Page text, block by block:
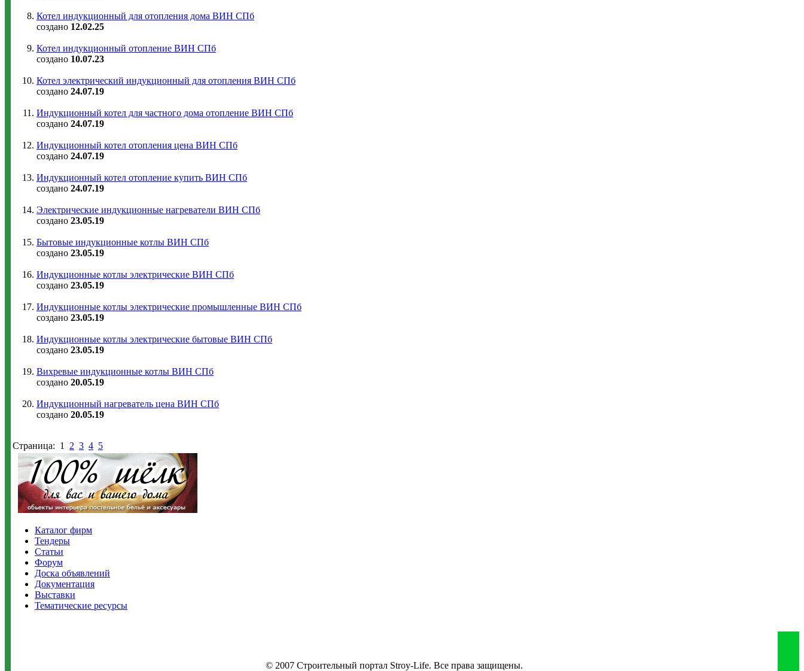
Котел индукционный для отопления дома ВИН СПб
создано 12.02.25
Котел индукционный отопление ВИН СПб
создано 10.07.23
Котел электрический индукционный для отопления ВИН СПб
создано 24.07.19
Индукционный котел для частного дома отопление ВИН СПб
создано 24.07.19
Индукционный котел отопления цена ВИН СПб
создано 24.07.19
Индукционный котел отопление купить ВИН СПб
создано 24.07.19
Электрические индукционные нагреватели ВИН СПб
создано 23.05.19
Бытовые индукционные котлы ВИН СПб
создано 23.05.19
Индукционные котлы электрические ВИН СПб
создано 23.05.19
Индукционные котлы электрические промышленные ВИН СПб
создано 23.05.19
Индукционные котлы электрические бытовые ВИН СПб
создано 23.05.19
Вихревые индукционные котлы ВИН СПб
создано 20.05.19
Индукционный нагреватель цена ВИН СПб
создано 20.05.19
Страница: 1 2 3 4 5
Каталог фирм
Тендеры
Статьи
Форум
Доска объявлений
Документация
Выставки
Тематические ресурсы
© 2007 Строительный портал Stroy-Life. Все права защищены.